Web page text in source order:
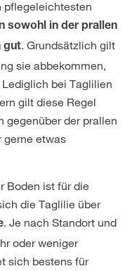
pflegeleichtesten
sowohl in der prallen
gut. Grundsätzlich gilt
sie abbekommen,
bei Taglilien
gilt diese Regel
gegenüber der prallen
gerne etwas
Boden ist für die
die Taglilie über
. Je nach Standort und
oder weniger
sich bestens für